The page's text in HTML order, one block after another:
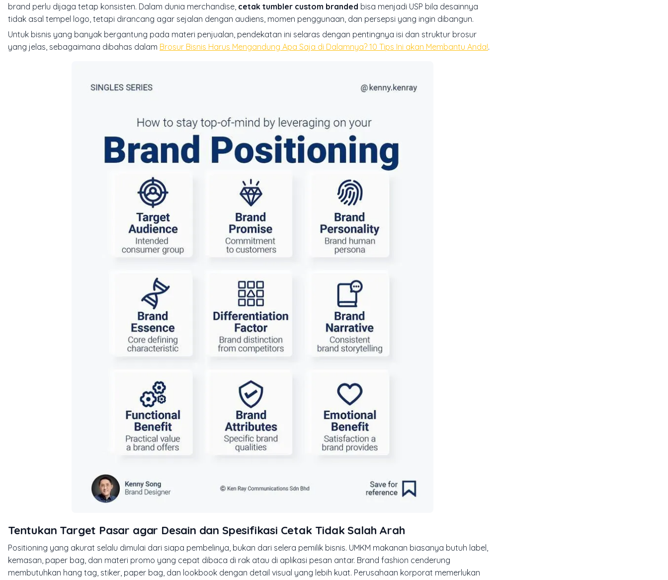
brand perlu dijaga tetap konsisten. Dalam dunia merchandise, cetak tumbler custom branded bisa menjadi USP bila desainnya
tidak asal tempel logo, tetapi dirancang agar sejalan dengan audiens, momen penggunaan, dan persepsi yang ingin dibangun.
Untuk bisnis yang banyak bergantung pada materi penjualan, pendekatan ini selaras dengan pentingnya isi dan struktur brosur
yang jelas, sebagaimana dibahas dalam Brosur Bisnis Harus Mengandung Apa Saja di Dalamnya? 10 Tips Ini akan Membantu Anda!.
Tentukan Target Pasar agar Desain dan Spesifikasi Cetak Tidak Salah Arah
Positioning yang akurat selalu dimulai dari siapa pembelinya, bukan dari selera pemilik bisnis. UMKM makanan biasanya butuh label,
kemasan, paper bag, dan materi promo yang cepat dibaca di rak atau di aplikasi pesan antar. Brand fashion cenderung
membutuhkan hang tag, stiker, paper bag, dan lookbook dengan detail visual yang lebih kuat. Perusahaan korporat memerlukan